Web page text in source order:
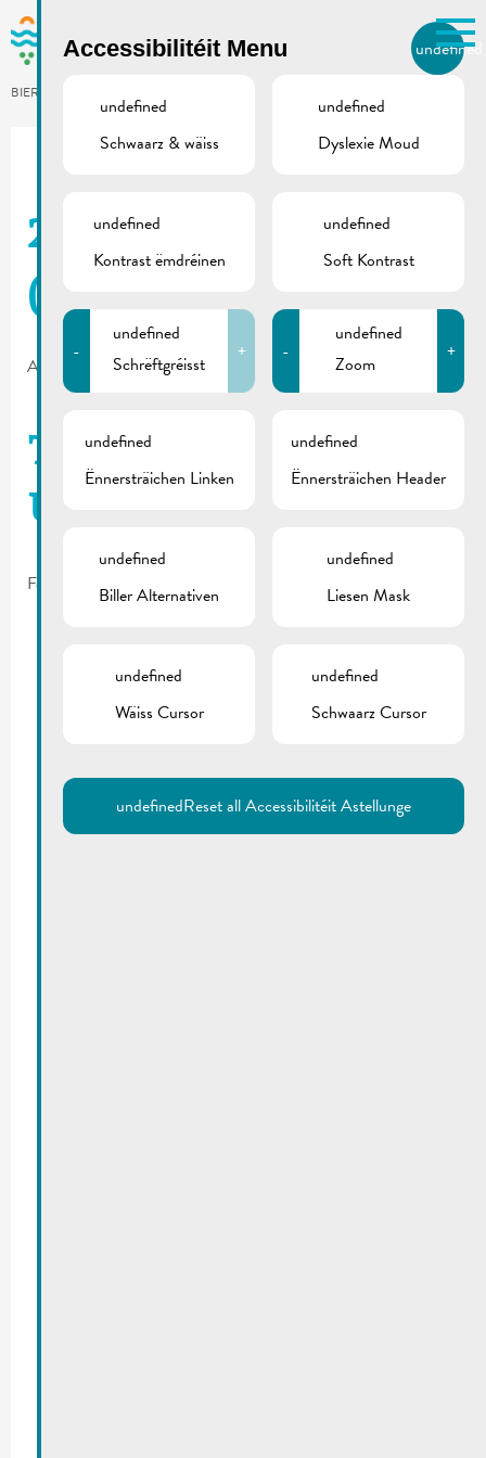
Skip to main content
BIERGER.REMICH.LU
Utilisez la recherche pour
Comme par exemple des contacts, des
2025_05 | De Buet
(September-Oktober)
August 28, 2025
Taxereglement
Urbanismus
February 11, 2025
Accessibilitéit Menu undefined
undefined
Schwaarz & wäiss
undefined
Dyslexie Moud
undefined
Kontrast ëmdréinen
undefined
Soft Kontrast
-
undefined
Schrëftgréisst
+ -
undefined
Zoom
+
undefined
Ënnersträichen Linken
undefined
Ënnersträichen Header
undefined
Biller Alternativen
undefined
Liesen Mask
undefined
Wäiss Cursor
undefined
Schwaarz Cursor
undefinedReset all Accessibilitéit Astellunge